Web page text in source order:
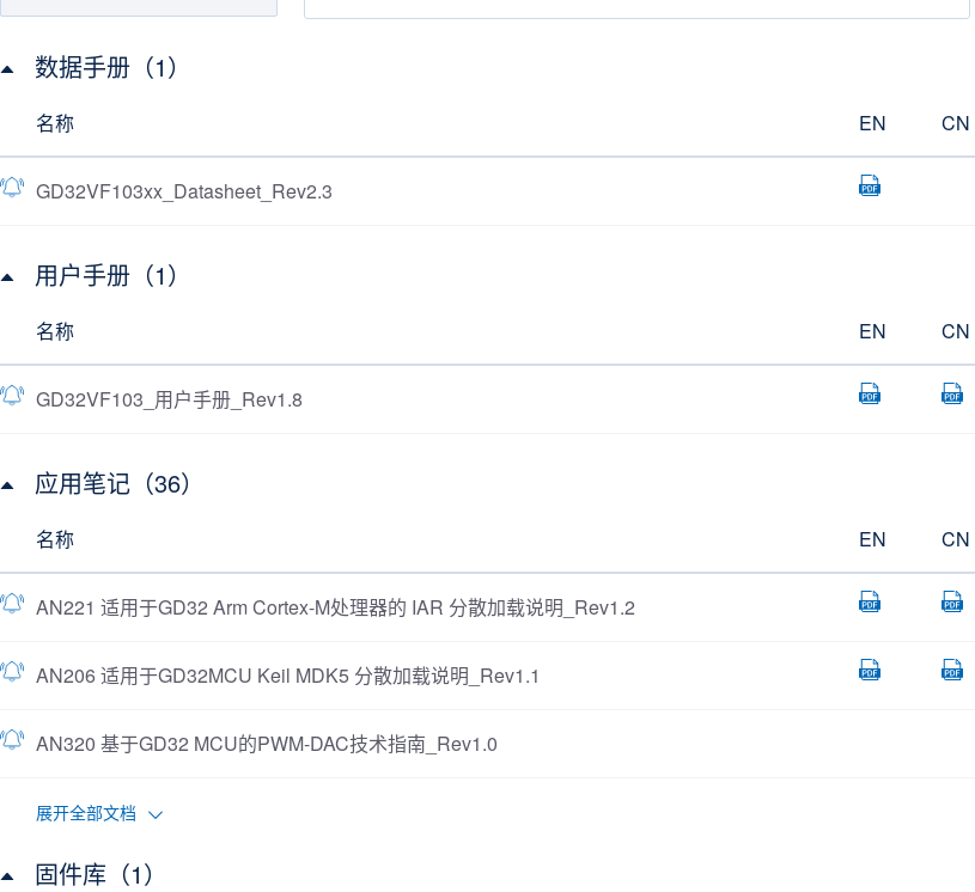
数据手册（1）
名称 EN CN
GD32VF103xx_Datasheet_Rev2.3
用户手册（1）
名称 EN CN
GD32VF103_用户手册_Rev1.8
应用笔记（36）
名称 EN CN
AN221 适用于GD32 Arm Cortex-M处理器的 IAR 分散加载说明_Rev1.2
AN206 适用于GD32MCU Keil MDK5 分散加载说明_Rev1.1
AN320 基于GD32 MCU的PWM-DAC技术指南_Rev1.0
展开全部文档
固件库（1）